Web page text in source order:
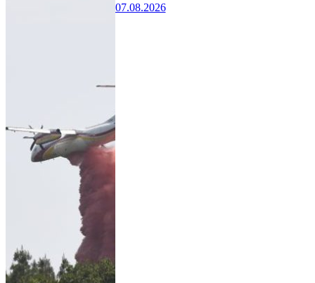
07.08.2026